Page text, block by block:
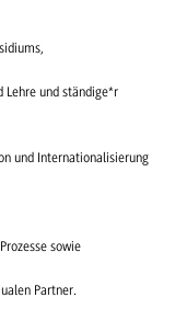
Lehre und ständige*r
und Internationalisierung
sowie
Partner.